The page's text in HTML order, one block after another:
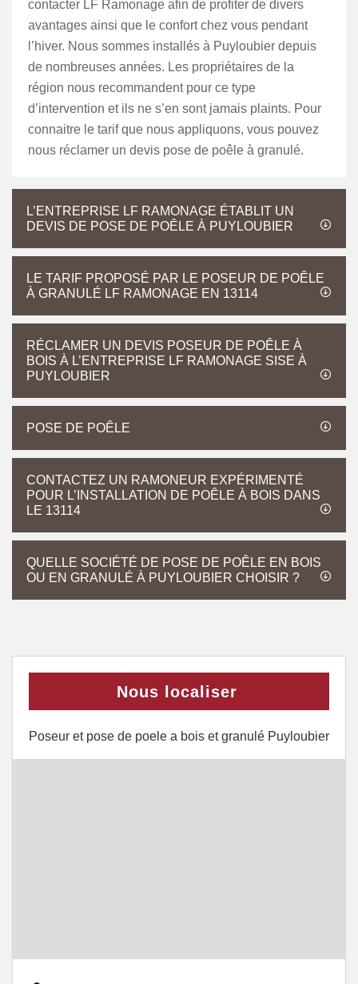
contacter LF Ramonage afin de profiter de divers
avantages ainsi que le confort chez vous pendant
l’hiver. Nous sommes installés à Puyloubier depuis
de nombreuses années. Les propriétaires de la
région nous recommandent pour ce type
d’intervention et ils ne s’en sont jamais plaints. Pour
connaitre le tarif que nous appliquons, vous pouvez
nous réclamer un devis pose de poêle à granulé.
L’ENTREPRISE LF RAMONAGE ÉTABLIT UN
DEVIS DE POSE DE POÊLE À PUYLOUBIER
LE TARIF PROPOSÉ PAR LE POSEUR DE POÊLE
À GRANULÉ LF RAMONAGE EN 13114
RÉCLAMER UN DEVIS POSEUR DE POÊLE À
BOIS À L’ENTREPRISE LF RAMONAGE SISE À
PUYLOUBIER
POSE DE POÊLE
CONTACTEZ UN RAMONEUR EXPÉRIMENTÉ
POUR L’INSTALLATION DE POÊLE À BOIS DANS
LE 13114
QUELLE SOCIÉTÉ DE POSE DE POÊLE EN BOIS
OU EN GRANULÉ À PUYLOUBIER CHOISIR ?
Nous localiser
Poseur et pose de poele a bois et granulé Puyloubier